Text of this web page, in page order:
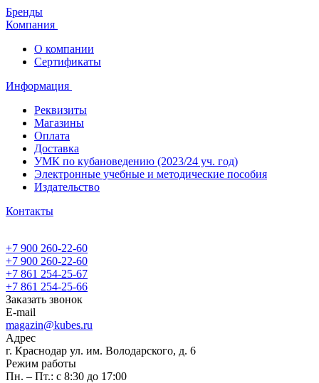
Бренды
Компания
О компании
Сертификаты
Информация
Реквизиты
Магазины
Oплата
Доставка
УМК по кубановедению (2023/24 уч. год)
Электронные учебные и методические пособия
Издательство
Контакты
+7 900 260-22-60
+7 900 260-22-60
+7 861 254-25-67
+7 861 254-25-66
Заказать звонок
E-mail
magazin@kubes.ru
Адрес
г. Краснодар ул. им. Володарского, д. 6
Режим работы
Пн. – Пт.: с 8:30 до 17:00